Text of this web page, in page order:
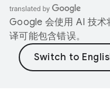
Google 会使用 AI 技术
译可能包含错误。